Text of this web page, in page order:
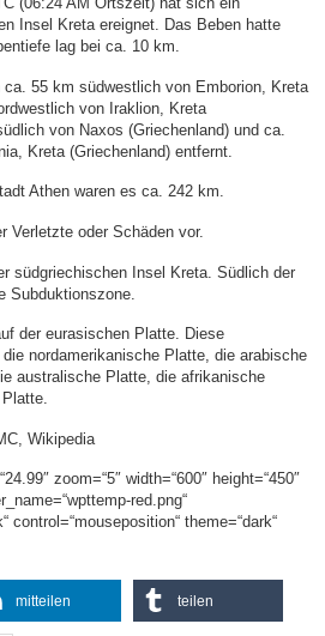
Insel Kreta ereignet. Das Beben hatte
lag bei ca. 10 km.
55 km südwestlich von Emborion, Kreta
von Iraklion, Kreta
von Naxos (Griechenland) und ca.
Kreta (Griechenland) entfernt.
Athen waren es ca. 242 km.
Verletzte oder Schäden vor.
südgriechischen Insel Kreta. Südlich der
Subduktionszone.
der eurasischen Platte. Diese
nordamerikanische Platte, die arabische
australische Platte, die afrikanische
Wikipedia
zoom=“5″ width=“600″ height=“450″
red.png“
control=“mouseposition“ theme=“dark“
mitteilen teilen